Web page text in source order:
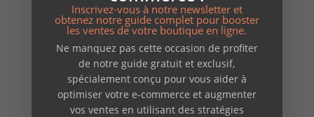
copywriting
création de sites
E-reputation
formations & ateliers
Non classé
Inscrivez-vous à notre newsletter et
obtenez notre guide complet pour booster
les ventes de votre boutique en ligne.
Ne manquez pas cette occasion de profiter
de notre guide gratuit et exclusif,
spécialement conçu pour vous aider à
optimiser votre e-commerce et augmenter
vos ventes en utilisant des stratégies